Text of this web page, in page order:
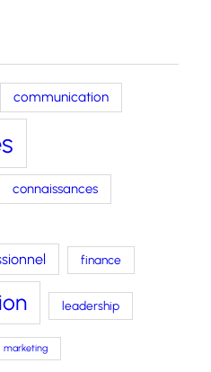
communication
connaissances
finance
leadership
marketing